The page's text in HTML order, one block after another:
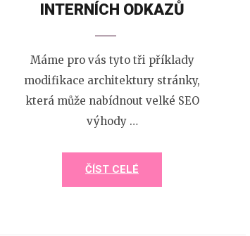
INTERNÍCH ODKAZŮ
Máme pro vás tyto tři příklady
modifikace architektury stránky,
která může nabídnout velké SEO
výhody …
ČÍST CELÉ